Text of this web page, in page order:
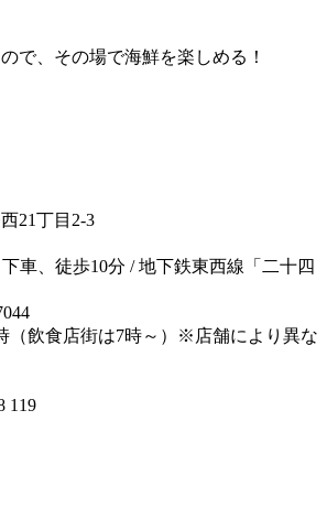
で、その場で海鮮を楽しめる！
21丁目2-3
車、徒歩10分 / 地下鉄東西線「二十四
（飲食店街は7時～）※店舗により異な
119